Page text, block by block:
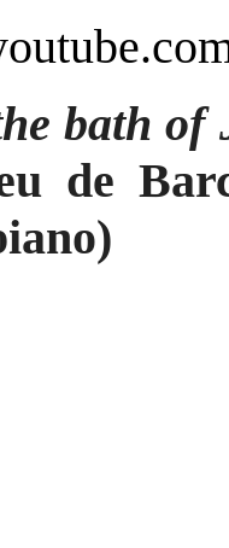
bath of
de